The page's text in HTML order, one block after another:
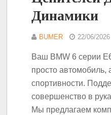
Динамики
BUMER 22/06/2026
Ваш BMW 6 серии
просто автомобиль,
спортивности.
совершенство в
Мы предлагаем